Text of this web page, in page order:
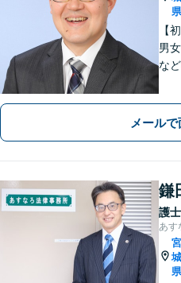
県
【
男
な
5年
メール
鎌
護士
あす
宮
城
県